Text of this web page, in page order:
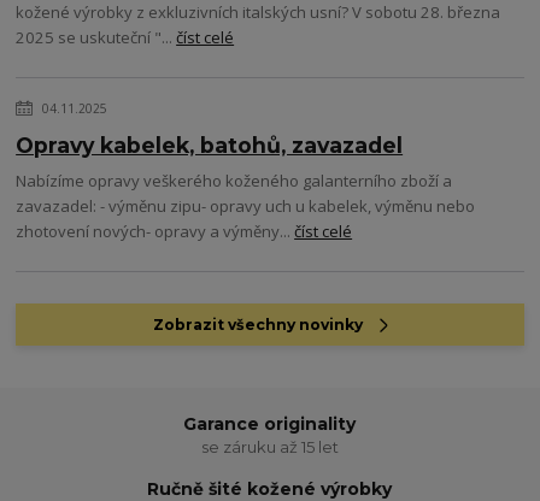
kožené výrobky z exkluzivních italských usní? V sobotu 28. března
2025 se uskuteční "...číst celé
04.11.2025
Opravy kabelek, batohů, zavazadel
Nabízíme opravy veškerého koženého galanterního zboží a
zavazadel: - výměnu zipu- opravy uch u kabelek, výměnu nebo
zhotovení nových- opravy a výměny...číst celé
Zobrazit všechny novinky
Garance originality
se záruku až 15 let
Ručně šité kožené výrobky